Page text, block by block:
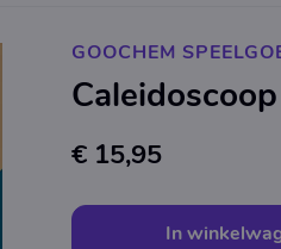
GOOCHEM
€ 15,95
In